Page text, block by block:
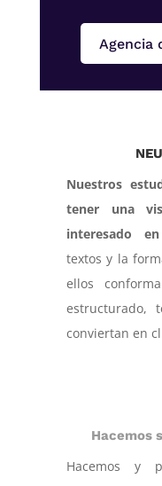
Agencia
Nuestros
tener una
interesado
textos y la
ellos
estructurado,
conviertan en
Hacemos
Hacemos y